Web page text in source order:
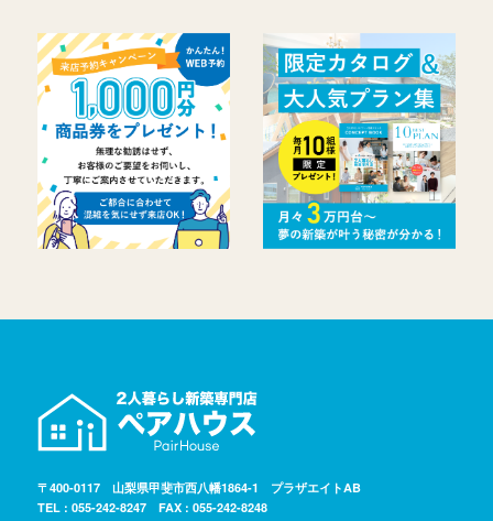
〒400-0117 山梨県甲斐市西八幡1864-1 プラザエイトAB
TEL : 055-242-8247 FAX : 055-242-8248